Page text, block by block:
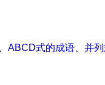
ABCD式的成语
并